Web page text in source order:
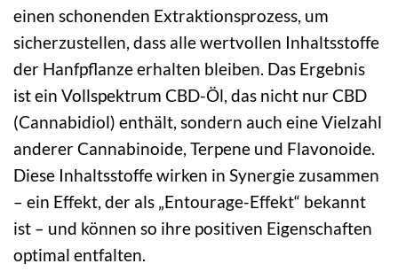
einen schonenden Extraktionsprozess, um
sicherzustellen, dass alle wertvollen Inhaltsstoffe
der Hanfpflanze erhalten bleiben. Das Ergebnis
ist ein Vollspektrum CBD-Öl, das nicht nur CBD
(Cannabidiol) enthält, sondern auch eine Vielzahl
anderer Cannabinoide, Terpene und Flavonoide.
Diese Inhaltsstoffe wirken in Synergie zusammen
– ein Effekt, der als „Entourage-Effekt“ bekannt
ist – und können so ihre positiven Eigenschaften
optimal entfalten.